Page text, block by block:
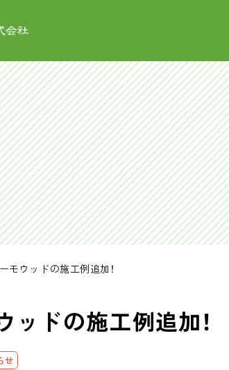
モウッドの施工例追加！
ッドの施工例追加！
せ